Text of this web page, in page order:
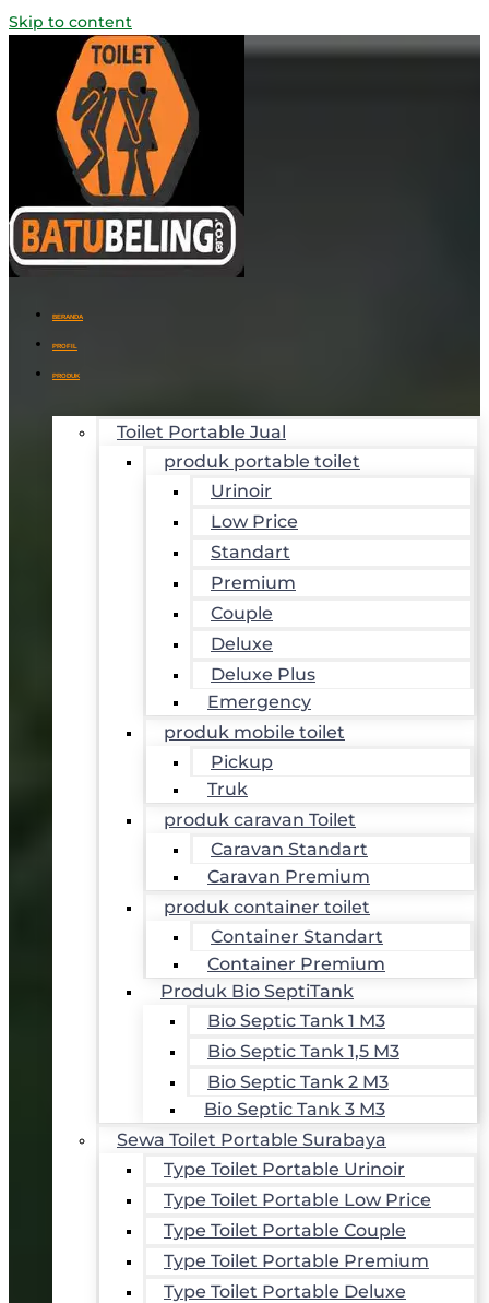
Skip to content
BERANDA
PROFIL
PRODUK
Toilet Portable Jual
produk portable toilet
Urinoir
Low Price
Standart
Premium
Couple
Deluxe
Deluxe Plus
Emergency
produk mobile toilet
Pickup
Truk
produk caravan Toilet
Caravan Standart
Caravan Premium
produk container toilet
Container Standart
Container Premium
Produk Bio SeptiTank
Bio Septic Tank 1 M3
Bio Septic Tank 1,5 M3
Bio Septic Tank 2 M3
Bio Septic Tank 3 M3
Sewa Toilet Portable Surabaya
Type Toilet Portable Urinoir
Type Toilet Portable Low Price
Type Toilet Portable Couple
Type Toilet Portable Premium
Type Toilet Portable Deluxe